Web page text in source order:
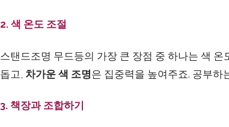
2. 색 온도 조절
스탠드조명 무드등의 가장 큰 장점 중 하나는 색 온
돕고, 차가운 색 조명은 집중력을 높여주죠. 공부하
3. 책장과 조합하기